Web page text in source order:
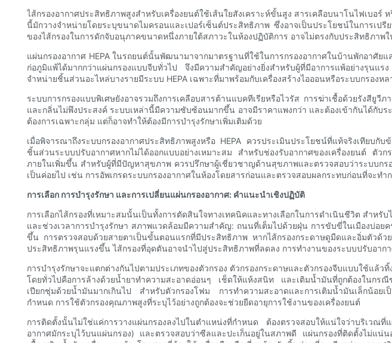
ไส้กรองอากาศประสิทธิภาพสูงสำหรับเครื่องยนต์ใช้เส้นใยสังเคราะห์ขั้นสูง สารเคลือบนาโนไฟเบ
นี้มักวางจำหน่ายโดยระบุขนาดไมครอนและเปอร์เซ็นต์ประสิทธิภาพ ซึ่งอาจเป็นประโยชน์ในการเป
ของไส้กรองในการดักจับอนุภาคขนาดหนึ่งภายใต้สภาวะในห้องปฏิบัติการ อาจไม่ตรงกับประสิทธิภา
แผ่นกรองอากาศ HEPA ในรถยนต์นั้นพัฒนามาจากมาตรฐานที่ใช้ในการกรองอากาศในบ้านพักอาศั
ก่อภูมิแพ้ได้มากกว่าแผ่นกรองแบบจีบทั่วไป จึงมีความสำคัญอย่างยิ่งสำหรับผู้ที่มีอาการแพ้อย่างรุน
จำหน่ายชิ้นส่วนอะไหล่บางรายมีระบบ HEPA เฉพาะที่มาพร้อมกับเครื่องสร้างไอออนหรือระบบกรอง
ระบบการกรองแบบพิเศษยังอาจรวมถึงการเคลือบสารต้านแบคทีเรียหรือไวรัส การฆ่าเชื้อด้วยรังสี
และกลิ่นไม่พึงประสงค์ ระบบเหล่านี้มีความซับซ้อนมากขึ้น อาจมีราคาแพงกว่า และต้องเข้ากันได้กับ
ต้องการเฉพาะกลุ่ม แต่ก็อาจทำให้ต้องมีการบำรุงรักษาเพิ่มเติมด้วย
เมื่อพิจารณาถึงระบบกรองอากาศประสิทธิภาพสูงหรือ HEPA ควรประเมินประโยชน์ที่แท้จริงเทียบ
ชิ้นส่วนระบบปรับอากาศหากไม่ได้ออกแบบอย่างเหมาะสม สำหรับช่องรับอากาศของเครื่องยนต์ ตัว
ภายในเพิ่มขึ้น สำหรับผู้ที่มีปัญหาสุขภาพ ควรปรึกษาผู้เชี่ยวชาญด้านสุขภาพและตรวจสอบว่าระบบก
เป็นค่อยไป เช่น การอัพเกรดระบบกรองอากาศในห้องโดยสารก่อนและตรวจสอบผลกระทบก่อนที่จะท
การเลือก การบำรุงรักษา และการเปลี่ยนแผ่นกรองอากาศ: คำแนะนำเชิงปฏิบัติ
การเลือกไส้กรองที่เหมาะสมนั้นเป็นทั้งการตัดสินใจทางเทคนิคและทางเลือกในการดำเนินชีวิต สำหรั
และช่วงเวลาการบำรุงรักษา สภาพแวดล้อมมีความสำคัญ: ถนนที่เต็มไปด้วยฝุ่น การขับขี่ในเมืองบ่อ
ขึ้น การตรวจสอบด้วยสายตาเป็นขั้นตอนแรกที่มีประสิทธิภาพ หากไส้กรองกระดาษดูมืดและอิ่มตัวด้
ประสิทธิภาพรุนแรงขึ้น ไส้กรองที่อุดตันอาจนำไปสู่ประสิทธิภาพที่ลดลง การทำงานของระบบปรับอาก
การบำรุงรักษาจะแตกต่างกันไปตามประเภทของตัวกรอง ตัวกรองกระดาษและตัวกรองจีบแบบใช้แ
โดยทั่วไปคือการล้างด้วยน้ำยาทำความสะอาดอ่อนๆ เช็ดให้แห้งสนิท และเติมน้ำมันที่ถูกต้องในกร
เปียกชุ่มด้วยน้ำมันมากเกินไป สำหรับตัวกรองโฟม การทำความสะอาดและการเติมน้ำมันเล็กน้อย
กำหนด การใช้ตัวกรองคุณภาพสูงที่ระบุไว้อย่างถูกต้องจะช่วยยืดอายุการใช้งานของเครื่องยนต์
การติดตั้งนั้นไม่ใช่แค่การวางแผ่นกรองลงไปในตำแหน่งที่กำหนด ต้องตรวจสอบให้แน่ใจว่าบริเว
อากาศมักระบุไว้บนแผ่นกรอง) และตรวจสอบว่าซีลและปะเก็นอยู่ในสภาพดี แผ่นกรองที่ติดตั้งไม่แ